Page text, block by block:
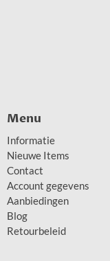
Menu
Informatie
Nieuwe Items
Contact
Account gegevens
Aanbiedingen
Blog
Retourbeleid